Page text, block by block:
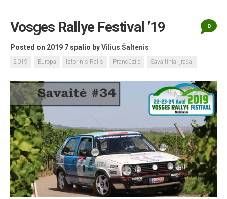
Vosges Rallye Festival ’19
Posted on 2019 7 spalio byVilius Šaltenis
2019 Europa Istorinis Ralis Prancūzija Savaitiniai įrašai
0